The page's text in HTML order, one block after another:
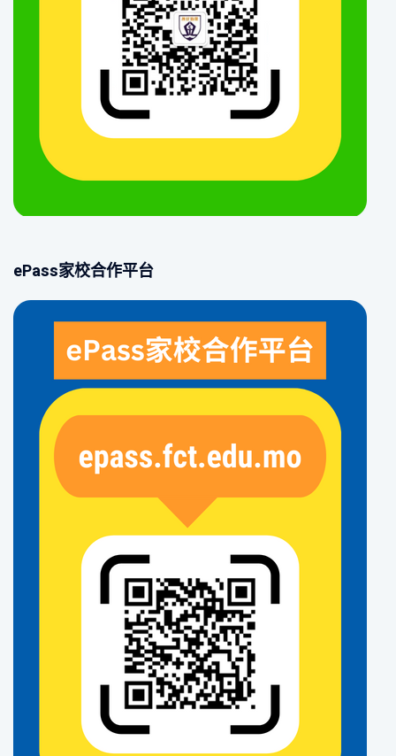
ePass家校合作平台